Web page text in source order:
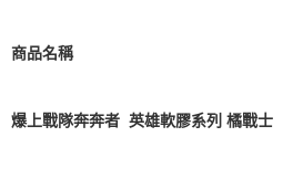
每筆NT$160，滿NT$3,000(含以上)免運費
免運費
商品名稱
爆上戰隊奔奔者 英雄軟膠系列 橘戰士